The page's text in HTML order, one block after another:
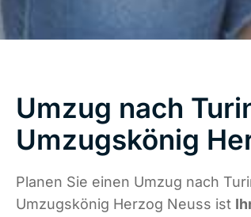
Umzug nach
Umzugskönig
Planen Sie einen Umzug nach
Umzugskönig Herzog Neuss ist